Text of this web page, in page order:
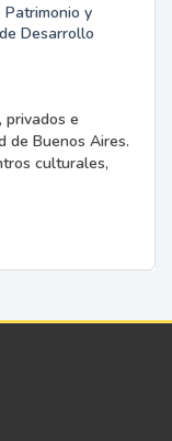
y
Desarrollo
privados e
de Buenos Aires.
culturales,